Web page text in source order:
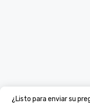
¿Listo para enviar su